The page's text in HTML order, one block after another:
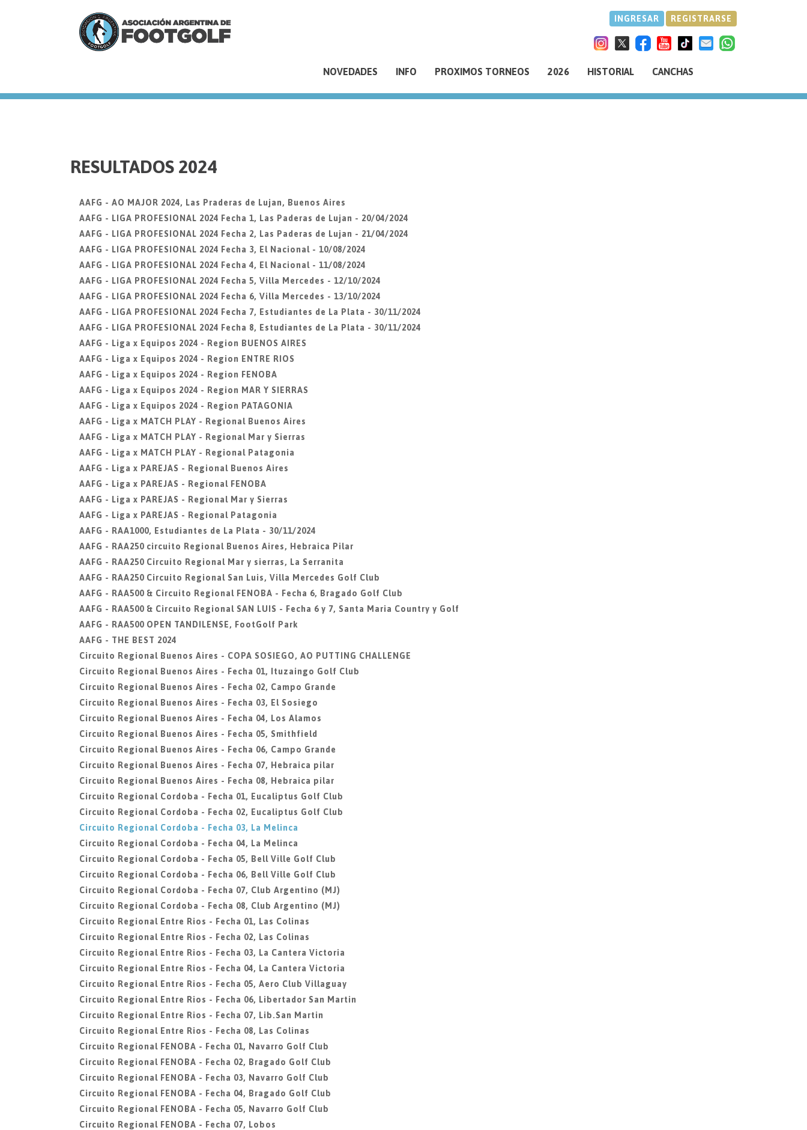
we
INGRESAR REGISTRARSE
NOVEDADES INFO PROXIMOS TORNEOS 2026 HISTORIAL CANCHAS
RESULTADOS 2024
AAFG - AO MAJOR 2024, Las Praderas de Lujan, Buenos Aires
AAFG - LIGA PROFESIONAL 2024 Fecha 1, Las Paderas de Lujan - 20/04/2024
AAFG - LIGA PROFESIONAL 2024 Fecha 2, Las Paderas de Lujan - 21/04/2024
AAFG - LIGA PROFESIONAL 2024 Fecha 3, El Nacional - 10/08/2024
AAFG - LIGA PROFESIONAL 2024 Fecha 4, El Nacional - 11/08/2024
AAFG - LIGA PROFESIONAL 2024 Fecha 5, Villa Mercedes - 12/10/2024
AAFG - LIGA PROFESIONAL 2024 Fecha 6, Villa Mercedes - 13/10/2024
AAFG - LIGA PROFESIONAL 2024 Fecha 7, Estudiantes de La Plata - 30/11/2024
AAFG - LIGA PROFESIONAL 2024 Fecha 8, Estudiantes de La Plata - 30/11/2024
AAFG - Liga x Equipos 2024 - Region BUENOS AIRES
AAFG - Liga x Equipos 2024 - Region ENTRE RIOS
AAFG - Liga x Equipos 2024 - Region FENOBA
AAFG - Liga x Equipos 2024 - Region MAR Y SIERRAS
AAFG - Liga x Equipos 2024 - Region PATAGONIA
AAFG - Liga x MATCH PLAY - Regional Buenos Aires
AAFG - Liga x MATCH PLAY - Regional Mar y Sierras
AAFG - Liga x MATCH PLAY - Regional Patagonia
AAFG - Liga x PAREJAS - Regional Buenos Aires
AAFG - Liga x PAREJAS - Regional FENOBA
AAFG - Liga x PAREJAS - Regional Mar y Sierras
AAFG - Liga x PAREJAS - Regional Patagonia
AAFG - RAA1000, Estudiantes de La Plata - 30/11/2024
AAFG - RAA250 circuito Regional Buenos Aires, Hebraica Pilar
AAFG - RAA250 Circuito Regional Mar y sierras, La Serranita
AAFG - RAA250 Circuito Regional San Luis, Villa Mercedes Golf Club
AAFG - RAA500 & Circuito Regional FENOBA - Fecha 6, Bragado Golf Club
AAFG - RAA500 & Circuito Regional SAN LUIS - Fecha 6 y 7, Santa Maria Country y Golf
AAFG - RAA500 OPEN TANDILENSE, FootGolf Park
AAFG - THE BEST 2024
Circuito Regional Buenos Aires - COPA SOSIEGO, AO PUTTING CHALLENGE
Circuito Regional Buenos Aires - Fecha 01, Ituzaingo Golf Club
Circuito Regional Buenos Aires - Fecha 02, Campo Grande
Circuito Regional Buenos Aires - Fecha 03, El Sosiego
Circuito Regional Buenos Aires - Fecha 04, Los Alamos
Circuito Regional Buenos Aires - Fecha 05, Smithfield
Circuito Regional Buenos Aires - Fecha 06, Campo Grande
Circuito Regional Buenos Aires - Fecha 07, Hebraica pilar
Circuito Regional Buenos Aires - Fecha 08, Hebraica pilar
Circuito Regional Cordoba - Fecha 01, Eucaliptus Golf Club
Circuito Regional Cordoba - Fecha 02, Eucaliptus Golf Club
Circuito Regional Cordoba - Fecha 03, La Melinca
Circuito Regional Cordoba - Fecha 04, La Melinca
Circuito Regional Cordoba - Fecha 05, Bell Ville Golf Club
Circuito Regional Cordoba - Fecha 06, Bell Ville Golf Club
Circuito Regional Cordoba - Fecha 07, Club Argentino (MJ)
Circuito Regional Cordoba - Fecha 08, Club Argentino (MJ)
Circuito Regional Entre Rios - Fecha 01, Las Colinas
Circuito Regional Entre Rios - Fecha 02, Las Colinas
Circuito Regional Entre Rios - Fecha 03, La Cantera Victoria
Circuito Regional Entre Rios - Fecha 04, La Cantera Victoria
Circuito Regional Entre Rios - Fecha 05, Aero Club Villaguay
Circuito Regional Entre Rios - Fecha 06, Libertador San Martin
Circuito Regional Entre Rios - Fecha 07, Lib.San Martin
Circuito Regional Entre Rios - Fecha 08, Las Colinas
Circuito Regional FENOBA - Fecha 01, Navarro Golf Club
Circuito Regional FENOBA - Fecha 02, Bragado Golf Club
Circuito Regional FENOBA - Fecha 03, Navarro Golf Club
Circuito Regional FENOBA - Fecha 04, Bragado Golf Club
Circuito Regional FENOBA - Fecha 05, Navarro Golf Club
Circuito Regional FENOBA - Fecha 07, Lobos